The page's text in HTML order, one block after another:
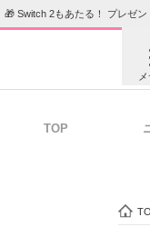
🎁 Switch 2もあたる！ プレゼン
TOP